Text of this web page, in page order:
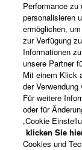
Über Yamaha
Deutschland
Business
Performance zu
personalisieren
ermöglichen,
zur Verfügung
Informationen
unsere Partner
Mit einem Klick
der
Für weitere
oder für
„Cookie
klicken Sie
Cookies und